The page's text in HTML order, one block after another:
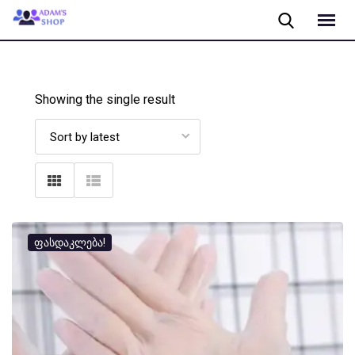
Skip
Showing the single result
ფასდაკლება!